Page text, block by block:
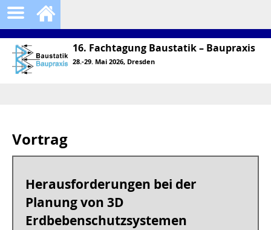
16. Fachtagung Baustatik – Baupraxis
28.-29. Mai 2026, Dresden
Vortrag
Herausforderungen bei der
Planung von 3D
Erdbebenschutzsystemen